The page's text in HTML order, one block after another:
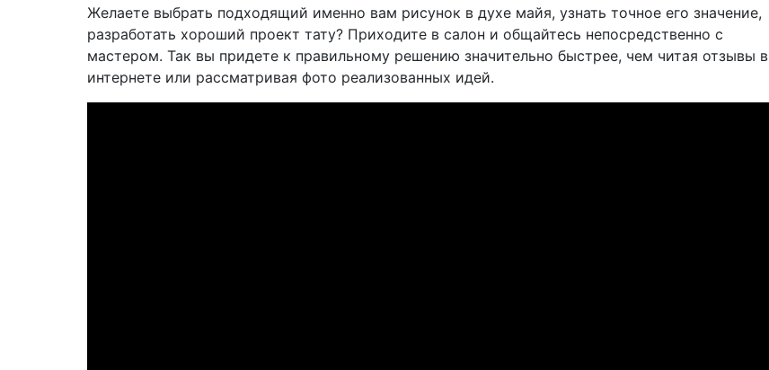
Желаете выбрать подходящий именно вам рисунок в духе майя, узнать точное его значение,
разработать хороший проект тату? Приходите в салон и общайтесь непосредственно с
мастером. Так вы придете к правильному решению значительно быстрее, чем читая отзывы в
интернете или рассматривая фото реализованных идей.